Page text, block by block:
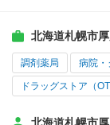
北海道札幌市
調剤薬局 病院・
ドラッグストア（